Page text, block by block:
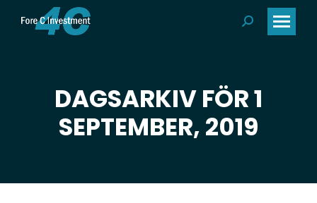
Search:
DAGSARKIV FÖR 1
SEPTEMBER, 2019
Du är här: